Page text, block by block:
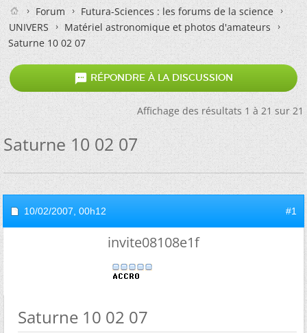
Forum
Futura-Sciences : les forums de la science
UNIVERS
Matériel astronomique et photos d'amateurs
Saturne 10 02 07
 RÉPONDRE À LA DISCUSSION
Affichage des résultats 1 à 21 sur 21
Saturne 10 02 07
10/02/2007, 00h12 #1
invite08108e1f
Saturne 10 02 07